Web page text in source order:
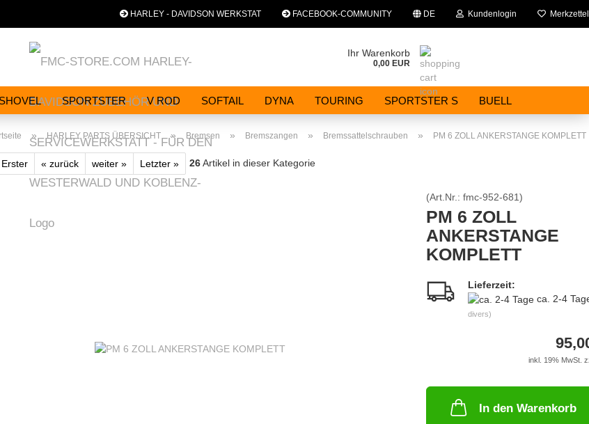
HARLEY - DAVIDSON WERKSTAT FACEBOOK-COMMUNITY DE Kundenlogin Merkzettel
Ihr Warenkorb
0,00 EUR
SHOVEL SPORTSTER V ROD SOFTAIL DYNA TOURING SPORTSTER S BUELL
» HARLEY PARTS ÜBERSICHT » Bremsen » Bremszangen » Bremssattelschrauben » PM 6 ZOLL ANKERSTANGE KOMPLETT
« zurück weiter » Letzter » 26Artikel in dieser Kategorie
(Art.Nr.: fmc-952-681)
PM 6 ZOLL
ANKERSTANGE
KOMPLETT
Lieferzeit:
ca. 2-4
divers)
inkl. 19% MwSt.
In den Warenkorb